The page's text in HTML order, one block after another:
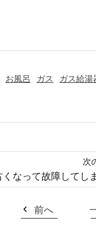
お風呂 ガス ガス給湯
くなって故障してし
前へ